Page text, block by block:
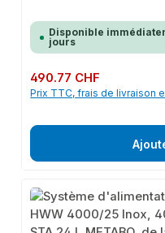
Disponible
jours
Prix régulier :
490.77 CHF
Prix TTC, frais de livraison